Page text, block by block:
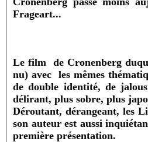
Frageart...
Le film de Cronenberg
nu) avec les mêmes
de double identité, de
délirant, plus sobre, plus
Déroutant, dérangeant, les
son auteur est aussi
première présentation.